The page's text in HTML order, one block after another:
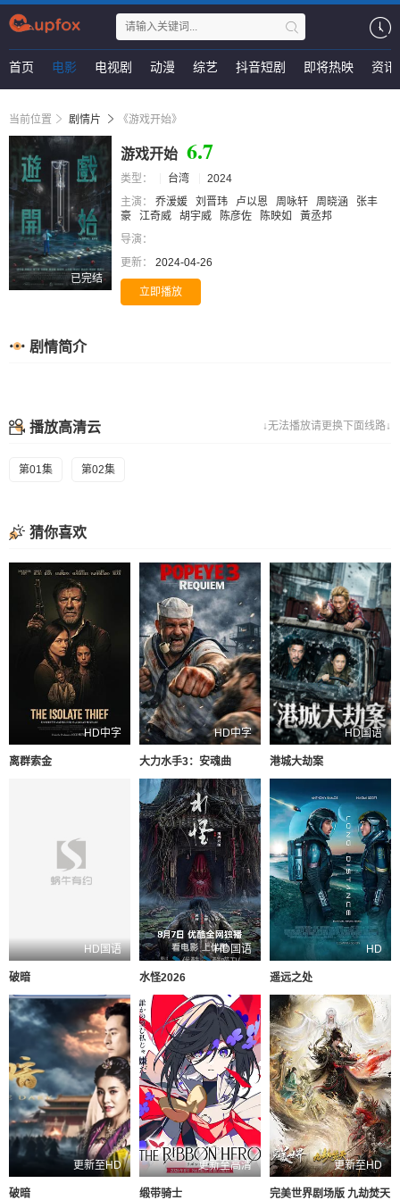
首页 电影 电视剧 动漫 综艺 抖音短剧 即将热映 资讯
当前位置 剧情片 《游戏开始》
已完结
游戏开始 6.7
类型： 台湾
2024
主演：
乔湲媛 刘晋玮 卢以恩 周咏轩 周晓涵
张丰
豪
江奇威 胡宇威 陈彦佐 陈映如
黃丞邦
导演：
更新：
2024-04-26
立即播放
剧情简介
↓无法播放请更换下面线路↓
播放高清云
第01集 第02集
猜你喜欢
HD中字
离群索金
HD中字
大力水手3：安魂曲
HD国语
港城大劫案
HD国语
破暗
HD国语
水怪2026
HD
遥远之处
更新至HD
破暗
更新至高清
缎带骑士
更新至HD
完美世界剧场版 九劫焚天